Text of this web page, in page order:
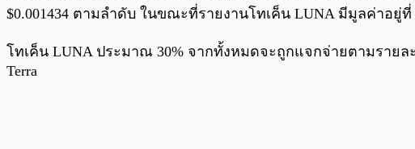
$0.001434 ตามลำดับ ในขณะที่รายงานโทเค็น LUNA มีมูลค่าอยู่ที่
โทเค็น LUNA ประมาณ 30% จากทั้งหมดจะถูกแจกจ่ายตามราย
Terra